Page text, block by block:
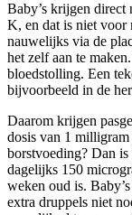
Baby’s krijgen direct
K, en dat is niet voor
nauwelijks via de
het zelf aan te
bloedstolling. Een
bijvoorbeeld in de
Daarom krijgen
dosis van 1
borstvoeding? Dan is
dagelijks 150
weken oud is.
extra druppels niet